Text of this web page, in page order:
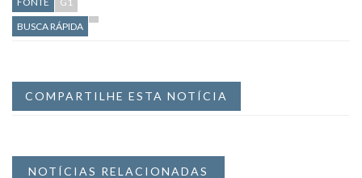
BUSCA RÁPIDA
COMPARTILHE ESTA NOTÍCIA
NOTÍCIAS RELACIONADAS